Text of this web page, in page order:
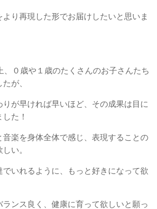
より再現した形でお届けしたいと思いま
、０歳や１歳のたくさんのお子さんたち
が、
りが早ければ早いほど、その成果は目に
た！
音楽を身体全体で感じ、表現することの
い。
でいれるように、もっと好きになって欲
ランス良く、健康に育って欲しいと願っ